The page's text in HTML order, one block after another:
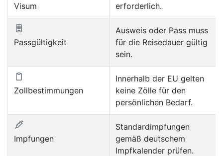
Visum
erforderlich.
Passgültigkeit
Ausweis oder Pass muss
für die Reisedauer gültig
sein.
Zollbestimmungen
Innerhalb der EU gelten
keine Zölle für den
persönlichen Bedarf.
Impfungen
Standardimpfungen
gemäß deutschem
Impfkalender prüfen.